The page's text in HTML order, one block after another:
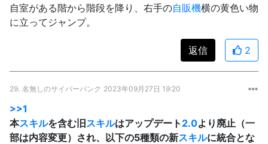
自室がある階から階段を降り、右手の自販機横の黄色い物
に立ってジャンプ。
返信 2
29. 名無しのサイバーパンク 2023年09月27日 19:20
>>1
本スキルを含む旧スキルはアップデート 2.0より廃止（一
部は内容変更）され、以下の5種類の新スキルに統合とな